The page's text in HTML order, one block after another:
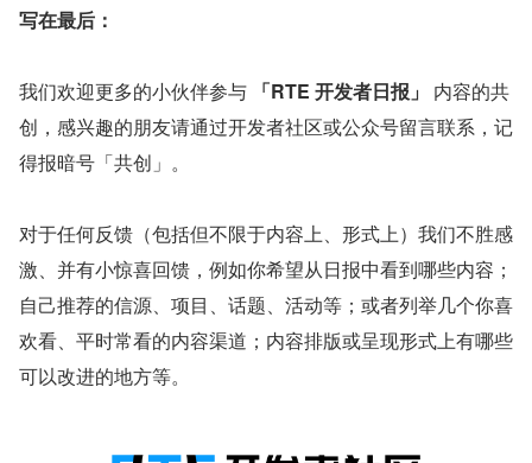
写在最后：
我们欢迎更多的小伙伴参与 「RTE 开发者日报」
内容的共
创，感兴趣的朋友请通过开发者社区或公众号留言联系，记
得报暗号「共创」。
对于任何反馈（包括但不限于内容上、形式上）我们不胜感
激、并有小惊喜回馈，例如你希望从日报中看到哪些内容；
自己推荐的信源、项目、话题、活动等；或者列举几个你喜
欢看、平时常看的内容渠道；内容排版或呈现形式上有哪些
可以改进的地方等。